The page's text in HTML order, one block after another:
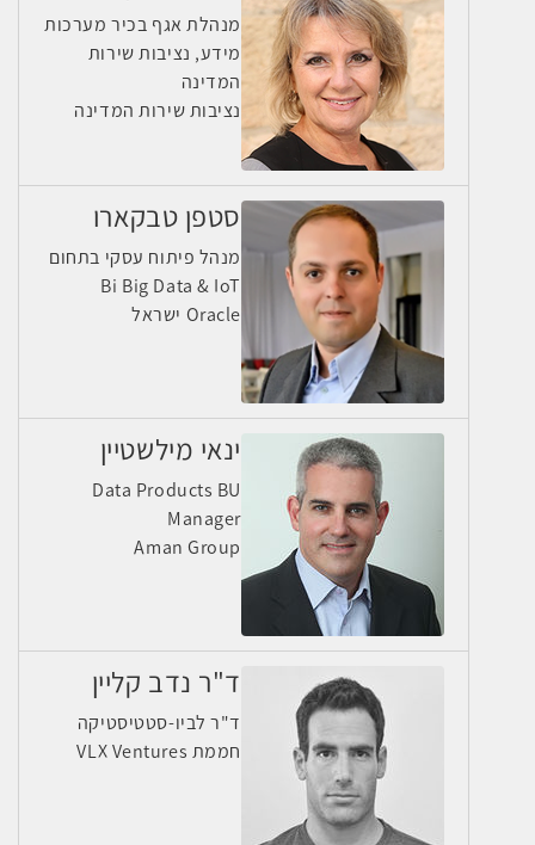
מנהלת אגף בכיר מערכות
מידע, נציבות שירות
המדינה
נציבות שירות המדינה
סטפן טבקארו
מנהל פיתוח עסקי בתחום
Bi Big Data & IoT
Oracle ישראל
ינאי מילשטיין
Data Products BU
Manager
Aman Group
ד"ר נדב קליין
ד"ר לביו-סטטיסטיקה
חממת VLX Ventures